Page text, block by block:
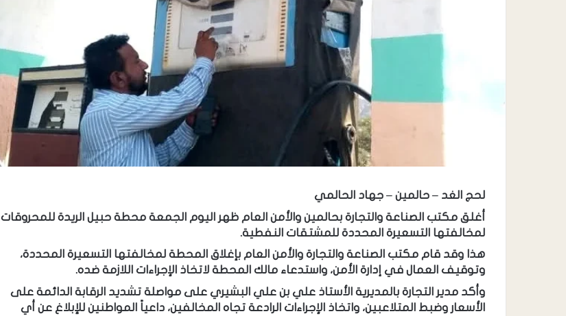
لحج الغد – حالمين – جهاد الحالمي
أغلق مكتب الصناعة والتجارة بحالمين والأمن العام ظهر اليوم الجمعة محطة حبيل الريدة للمحروقات
لمخالفتها التسعيرة المحددة للمشتقات النفطية.
هذا وقد قام مكتب الصناعة والتجارة والأمن العام بإغلاق المحطة لمخالفتها التسعيرة المحددة،
وتوقيف العمال في إدارة الأمن، واستدعاء مالك المحطة لاتخاذ الإجراءات اللازمة ضده.
وأكد مدير التجارة بالمديرية الأستاذ علي بن علي البشيري على مواصلة تشديد الرقابة الدائمة على
الأسعار وضبط المتلاعبين، واتخاذ الإجراءات الرادعة تجاه المخالفين، داعياً المواطنين للإبلاغ عن أي